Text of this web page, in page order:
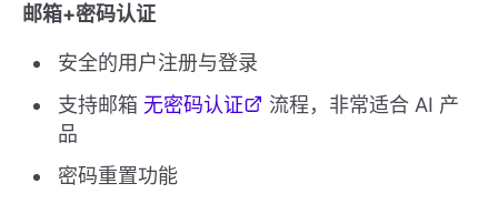
邮箱+密码认证
安全的用户注册与登录
支持邮箱 无密码认证
流程，非常适合 AI 产
品
密码重置功能